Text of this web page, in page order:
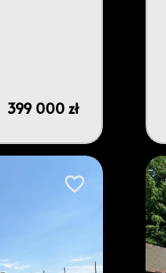
399 000 zł
Dodaj do